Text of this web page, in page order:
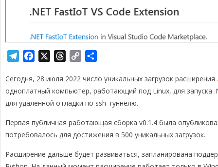
l
e
g
a
m
c
e
b
o
k
r
e
a
s
p
y
L
n
k
п
р
а
и
т
Сегодня, 28 июля 2022 число уникальных загрузок расширения
одноплатный компьютер, работающий под Linux, для запуска
для удаленной отладки по ssh-туннелю.
Первая публичная работающая сборка v0.1.4 была
потребовалось для достижения в 500 уникальных загрузок.
Расширение дальше будет развиваться, запланирована